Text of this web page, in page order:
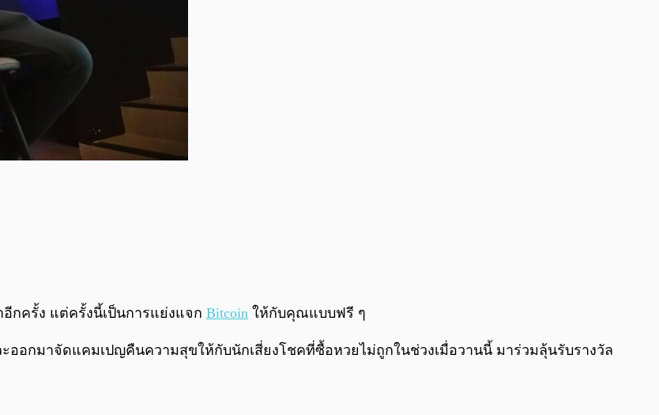
กครั้ง แต่ครั้งนี้เป็นการแย่งแจก Bitcoin ให้กับคุณแบบฟรี ๆ
ออกมาจัดแคมเปญคืนความสุขให้กับนักเสี่ยงโชคที่ซื้อหวยไม่ถูกในช่วงเมื่อวานนี้ มาร่วมลุ้นรับรางวัล